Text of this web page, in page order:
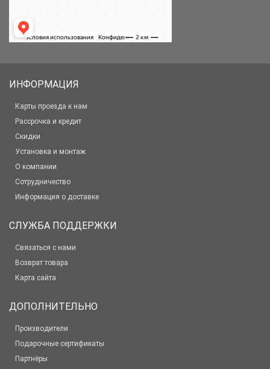
ИНФОРМАЦИЯ
Карты проезда к нам
Рассрочка и кредит
Скидки
Установка и монтаж
О компании
Сотрудничество
Информация о доставке
СЛУЖБА ПОДДЕРЖКИ
Связаться с нами
Возврат товара
Карта сайта
ДОПОЛНИТЕЛЬНО
Производители
Подарочные сертификаты
Партнёры